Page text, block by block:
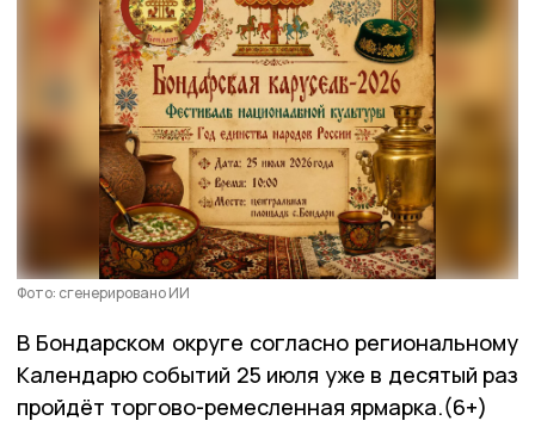
Фото: сгенерировано ИИ
В Бондарском округе согласно региональному
Календарю событий 25 июля уже в десятый раз
пройдёт торгово-ремесленная ярмарка.(6+)